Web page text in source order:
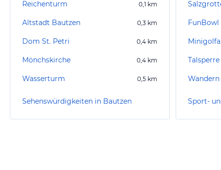
Reichenturm 0,1 km
Altstadt Bautzen 0,3 km
Dom St. Petri 0,4 km
Mönchskirche 0,4 km
Wasserturm 0,5 km
Sehenswürdigkeiten in Bautzen
FunBowl